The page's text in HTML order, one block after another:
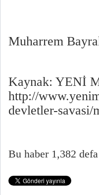
Muharrem
Kaynak: YENİ
http://
devletler-savasi/
Bu haber 1,382